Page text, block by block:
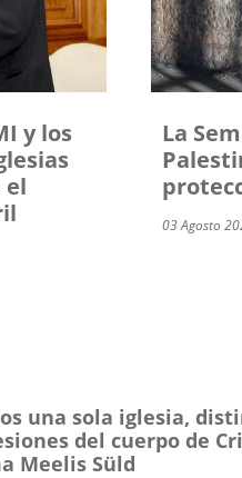
y los
el
La
03 Agosto
una sola iglesia,
del cuerpo de
Meelis Süld